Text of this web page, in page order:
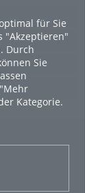
für Sie
"Akzeptieren"
Durch
Sie
Kategorie.